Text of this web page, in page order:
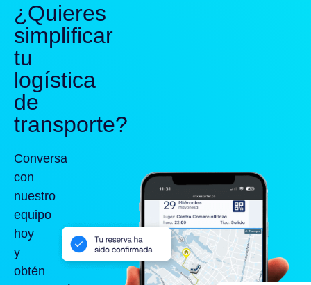
¿Quieres
simplificar
tu
logística
de
transporte?
Conversa
con
nuestro
equipo
hoy
y
obtén